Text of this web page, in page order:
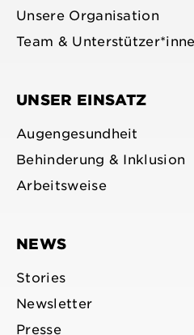
Unsere Organisation
Team &
UNSER EINSATZ
Augengesundheit
Behinderung & Inklusion
Arbeitsweise
NEWS
Stories
Newsletter
Presse